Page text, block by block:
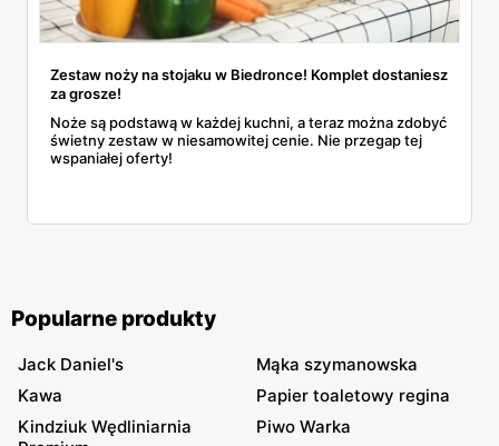
Zestaw noży na stojaku w Biedronce! Komplet dostaniesz
za grosze!
Noże są podstawą w każdej kuchni, a teraz można zdobyć
świetny zestaw w niesamowitej cenie. Nie przegap tej
wspaniałej oferty!
Popularne produkty
Jack Daniel's
Mąka szymanowska
Kawa
Papier toaletowy regina
Kindziuk Wędliniarnia
Piwo Warka